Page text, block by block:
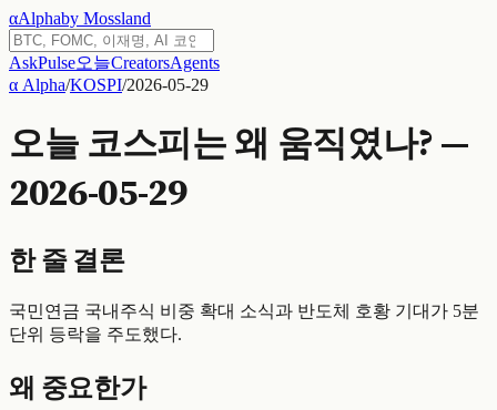
αAlphaby Mossland
AskPulse오늘CreatorsAgents
α Alpha/KOSPI/2026-05-29
오늘 코스피는 왜 움직였나? —
2026-05-29
한 줄 결론
국민연금 국내주식 비중 확대 소식과 반도체 호황 기대가 5분
단위 등락을 주도했다.
왜 중요한가